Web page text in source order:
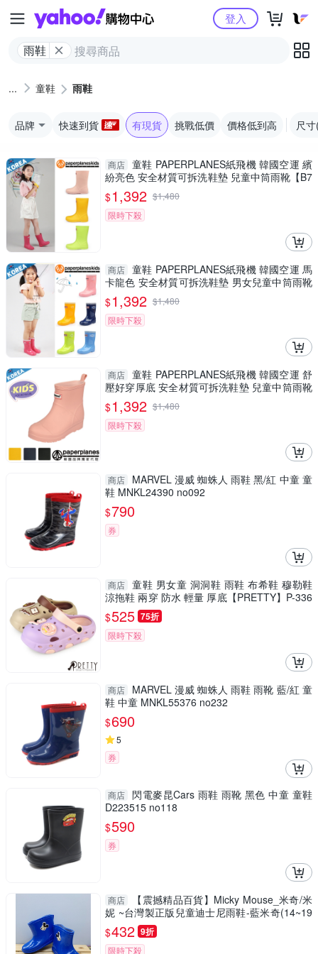
Yahoo購物中心
雨鞋
登入
童鞋 雨鞋
品牌 快速到貨 有現貨 挑戰低價 價格低到高 尺
商店 童鞋 PAPERPLANES紙飛機 韓國空運 繽
紛亮色 安全材質可拆洗鞋墊 兒童中筒雨靴【B7
907766】
$1,392 $1,480
限時下殺
商店 童鞋 PAPERPLANES紙飛機 韓國空運 馬
卡龍色 安全材質可拆洗鞋墊 男女兒童中筒雨靴
【B7907764】
$1,392 $1,480
限時下殺
商店 童鞋 PAPERPLANES紙飛機 韓國空運 舒
壓好穿厚底 安全材質可拆洗鞋墊 兒童中筒雨靴
【B7907769】
$1,392 $1,480
限時下殺
商店
MARVEL 漫威 蜘蛛人 雨鞋 黑/紅 中童 童
鞋 MNKL24390 no092
$790
券
商店 童鞋 男女童 洞洞鞋 雨鞋 布希鞋 穆勒鞋
涼拖鞋 兩穿 防水 輕量 厚底【PRETTY】P-336
71
$525 75折
限時下殺
商店
MARVEL 漫威 蜘蛛人 雨鞋 雨靴 藍/紅 童
鞋 中童 MNKL55376 no232
$690
5
券
商店 閃電麥昆Cars 雨鞋 雨靴 黑色 中童 童鞋
D223515 no118
$590
券
商店
【震撼精品百貨】Micky Mouse_米奇/米
妮 ~台灣製正版兒童迪士尼雨鞋-藍米奇(14~19
號)#17009
$432 9折
限時下殺